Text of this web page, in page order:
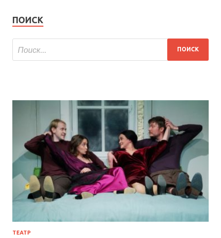
ПОИСК
ТЕАТР